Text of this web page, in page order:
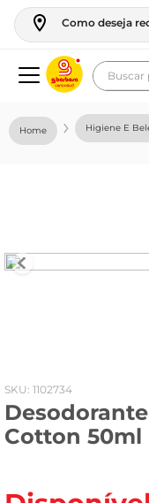
Como deseja
Buscar
Higiene E
: 1102734
Cotton 50ml
geladeira
cerveja
leite pó
celular